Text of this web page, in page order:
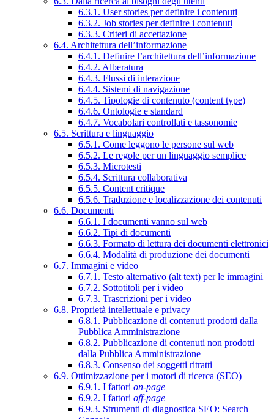
6.3.1. User stories per definire i contenuti
6.3.2. Job stories per definire i contenuti
6.3.3. Criteri di accettazione
6.4. Architettura dell’informazione
6.4.1. Definire l’architettura dell’informazione
6.4.2. Alberatura
6.4.3. Flussi di interazione
6.4.4. Sistemi di navigazione
6.4.5. Tipologie di contenuto (content type)
6.4.6. Ontologie e standard
6.4.7. Vocabolari controllati e tassonomie
6.5. Scrittura e linguaggio
6.5.1. Come leggono le persone sul web
6.5.2. Le regole per un linguaggio semplice
6.5.3. Microtesti
6.5.4. Scrittura collaborativa
6.5.5. Content critique
6.5.6. Traduzione e localizzazione dei contenuti
6.6. Documenti
6.6.1. I documenti vanno sul web
6.6.2. Tipi di documenti
6.6.3. Formato di lettura dei documenti elettronici
6.6.4. Modalità di produzione dei documenti
6.7. Immagini e video
6.7.1. Testo alternativo (alt text) per le immagini
6.7.2. Sottotitoli per i video
6.7.3. Trascrizioni per i video
6.8. Proprietà intellettuale e privacy
6.8.1. Pubblicazione di contenuti prodotti dalla
Pubblica Amministrazione
6.8.2. Pubblicazione di contenuti non prodotti
dalla Pubblica Amministrazione
6.8.3. Consenso dei soggetti ritratti
6.9. Ottimizzazione per i motori di ricerca (SEO)
6.9.1. I fattori on-page
6.9.2. I fattori off-page
6.9.3. Strumenti di diagnostica SEO: Search